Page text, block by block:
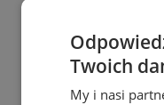
REKLAMA
Twoich
My i nasi